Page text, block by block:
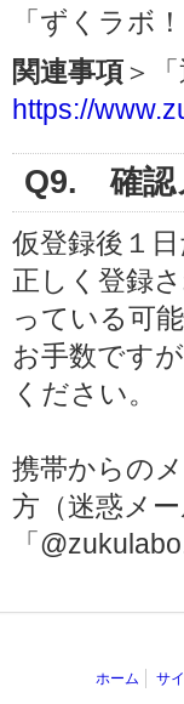
「ずくラボ
関連事項 ＞「
https://
Q9. 確認
仮登録後１
正しく登録
っている可
お手数です
ください。
携帯からの
方（迷惑メ
「
ホーム サ